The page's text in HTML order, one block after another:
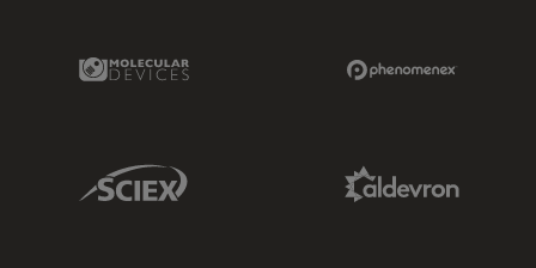
Molecular Devices Link
Sciex Link